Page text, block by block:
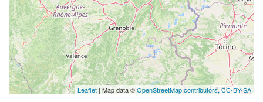
Leaflet | Map data ©OpenStreetMap contributors,CC-BY-SA